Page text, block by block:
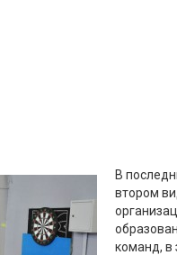
В
втором
команд, в